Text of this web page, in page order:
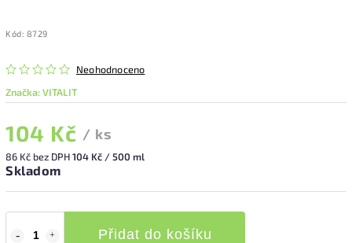
Kód: 8729
Neohodnoceno
Značka:VITALIT
104 Kč / ks
86 Kč bez DPH104 Kč / 500 ml
Skladom
Přidat do košíku